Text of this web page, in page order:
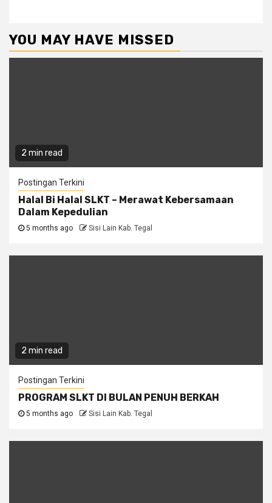
YOU MAY HAVE MISSED
2 min read
Postingan Terkini
Halal Bi Halal SLKT – Merawat Kebersamaan
Dalam Kepedulian
5 months ago Sisi Lain Kab. Tegal
2 min read
Postingan Terkini
PROGRAM SLKT DI BULAN PENUH BERKAH
5 months ago Sisi Lain Kab. Tegal